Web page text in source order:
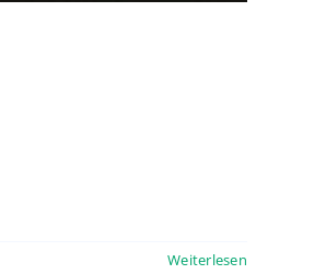
Weiterlesen